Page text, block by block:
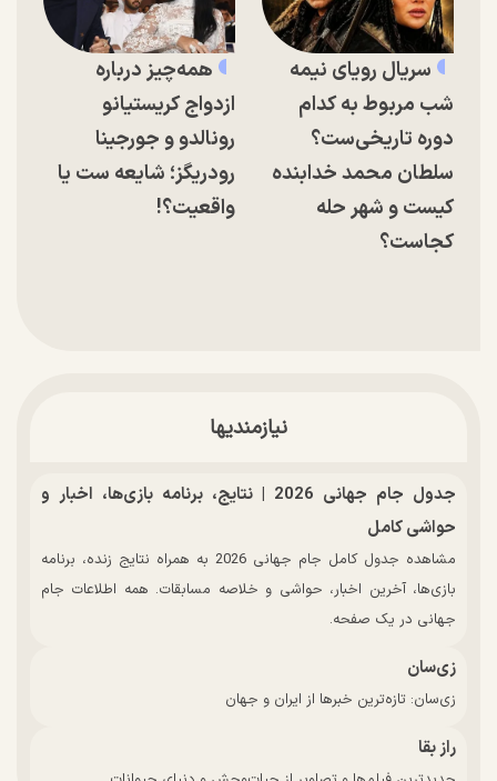
سریال رویای نیمه
شب مربوط به کدام
دوره تاریخی‌ست؟
سلطان محمد خدابنده
کیست و شهر حله
کجاست؟
همه‌چیز درباره
ازدواج کریستیانو
رونالدو و جورجینا
رودریگز؛ شایعه ست یا
واقعیت؟!
نیازمندیها
جدول جام جهانی 2026 | نتایج، برنامه بازی‌ها، اخبار و
حواشی کامل
مشاهده جدول کامل جام جهانی 2026 به همراه نتایج زنده، برنامه
بازی‌ها، آخرین اخبار، حواشی و خلاصه مسابقات. همه اطلاعات جام
جهانی در یک صفحه.
زی‌سان
زی‌سان: تازه‌ترین خبرها از ایران و جهان
راز بقا